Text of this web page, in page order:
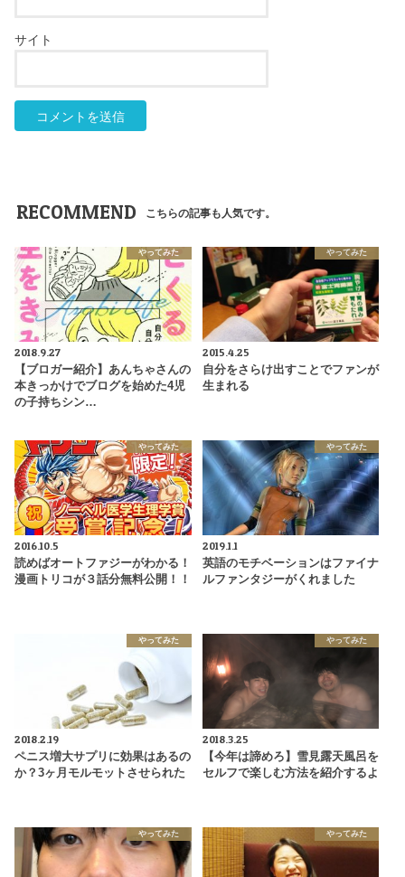
サイト
RECOMMEND こちらの記事も人気です。
やってみた
2018.9.27
【ブロガー紹介】あんちゃさんの
本きっかけでブログを始めた4児
の子持ちシン…
やってみた
2015.4.25
自分をさらけ出すことでファンが
生まれる
やってみた
2016.10.5
読めばオートファジーがわかる！
漫画トリコが３話分無料公開！！
やってみた
2019.1.1
英語のモチベーションはファイナ
ルファンタジーがくれました
やってみた
2018.2.19
ペニス増大サプリに効果はあるの
か？3ヶ月モルモットさせられた
やってみた
2018.3.25
【今年は諦めろ】雪見露天風呂を
セルフで楽しむ方法を紹介するよ
やってみた やってみた